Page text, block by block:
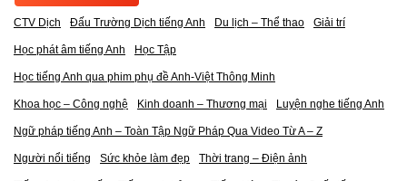
CTV Dịch Đấu Trường Dịch tiếng Anh Du lịch – Thể thao Giải trí
Học phát âm tiếng Anh Học Tập
Học tiếng Anh qua phim phụ đề Anh-Việt Thông Minh
Khoa học – Công nghệ Kinh doanh – Thương mại Luyện nghe tiếng Anh
Ngữ pháp tiếng Anh – Toàn Tập Ngữ Pháp Qua Video Từ A – Z
Người nổi tiếng Sức khỏe làm đẹp Thời trang – Điện ảnh